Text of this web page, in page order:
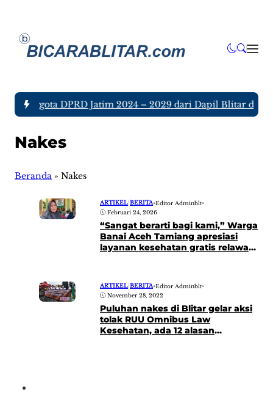
Anggota DPRD Jatim 2024 – 2029 dari Dapil Blitar dan
Nakes
Beranda » Nakes
ARTIKEL BERITA•Editor Adminblt•
Februari 24, 2026
“Sangat berarti bagi kami,” Warga
Banai Aceh Tamiang apresiasi
layanan kesehatan gratis relawan
ARTIKEL|BERITA•Editor Adminblt•
November 28, 2022
Puluhan nakes di Blitar gelar aksi
tolak RUU Omnibus Law
Kesehatan, ada 12 alasan